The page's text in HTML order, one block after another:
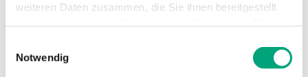
weiteren Daten zusammen, die Sie ihnen bereitgestellt
Notwendig
Kabelfühler
Nein